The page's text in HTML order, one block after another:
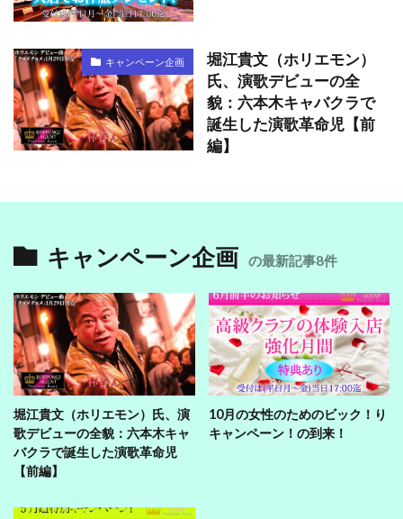
キャンペーン企画
堀江貴文（ホリエモン）
氏、演歌デビューの全
貌：六本木キャバクラで
誕生した演歌革命児【前
編】
キャンペーン企画 の最新記事8件
堀江貴文（ホリエモン）氏、演
歌デビューの全貌：六本木キャ
バクラで誕生した演歌革命児
【前編】
10月の女性のためのビック！り
キャンペーン！の到来！